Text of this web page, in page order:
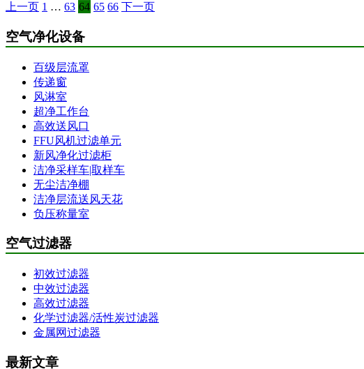
上一页 1 … 63 64 65 66 下一页
空气净化设备
百级层流罩
传递窗
风淋室
超净工作台
高效送风口
FFU风机过滤单元
新风净化过滤柜
洁净采样车|取样车
无尘洁净棚
洁净层流送风天花
负压称量室
空气过滤器
初效过滤器
中效过滤器
高效过滤器
化学过滤器/活性炭过滤器
金属网过滤器
最新文章